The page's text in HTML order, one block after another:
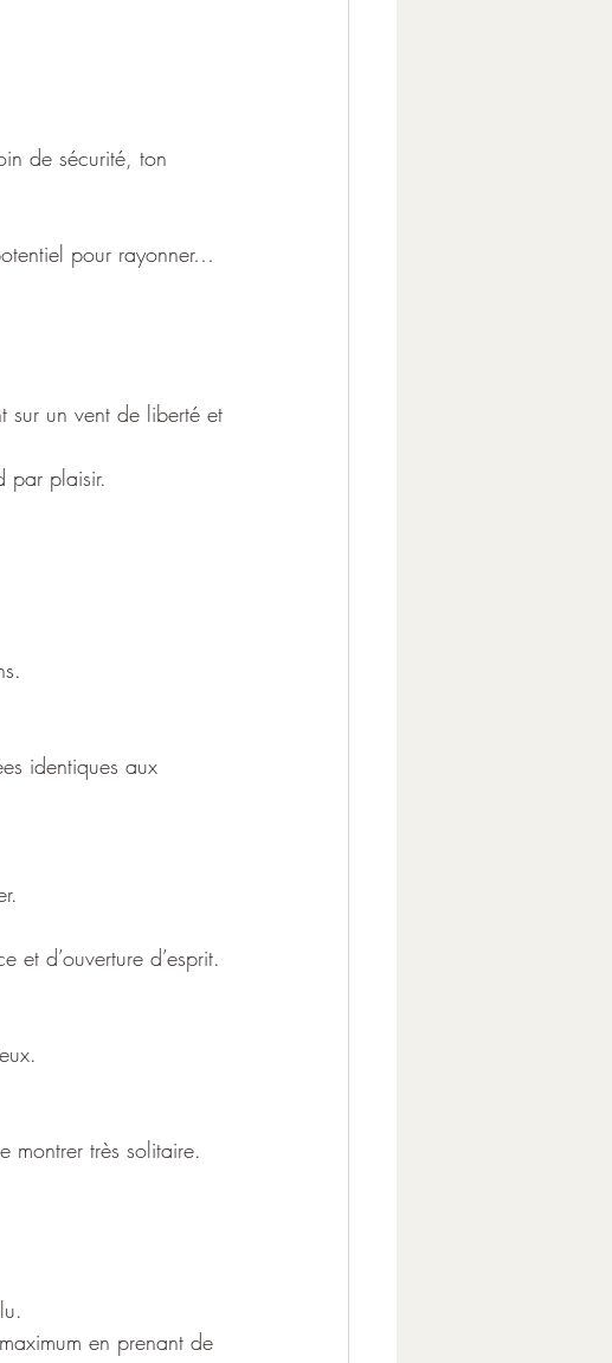
de sécurité, ton
pour rayonner…
sur un vent de liberté et
par plaisir.
identiques aux
et d’ouverture d’esprit.
montrer très solitaire.
en prenant de